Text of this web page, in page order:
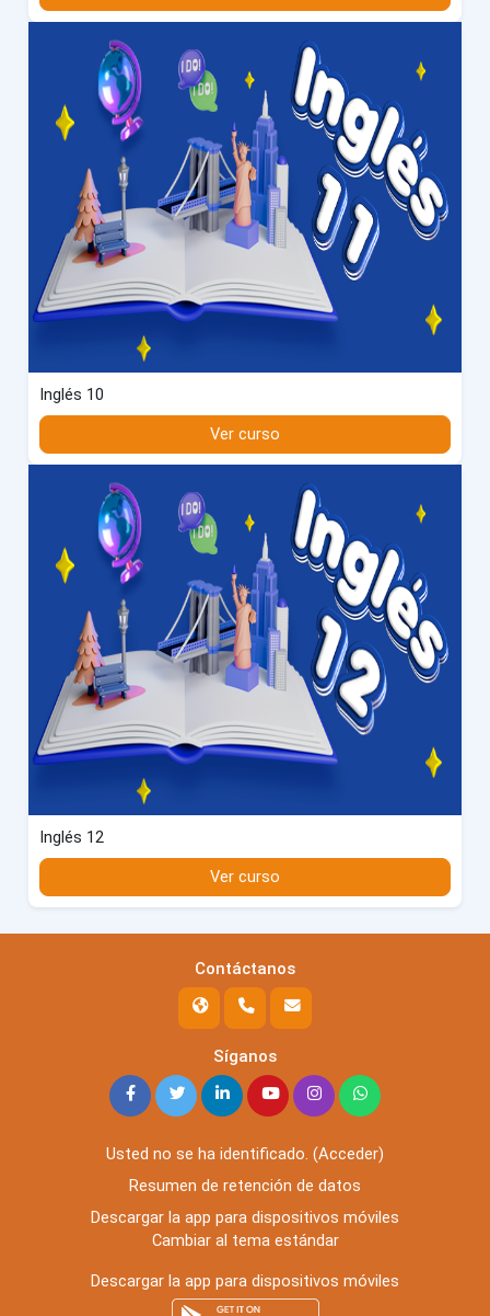
Inglés 10
Ver curso
Inglés 12
Ver curso
Contáctanos
Síganos
Usted no se ha identificado. (Acceder)
Resumen de retención de datos
Descargar la app para dispositivos móviles
Cambiar al tema estándar
Descargar la app para dispositivos móviles